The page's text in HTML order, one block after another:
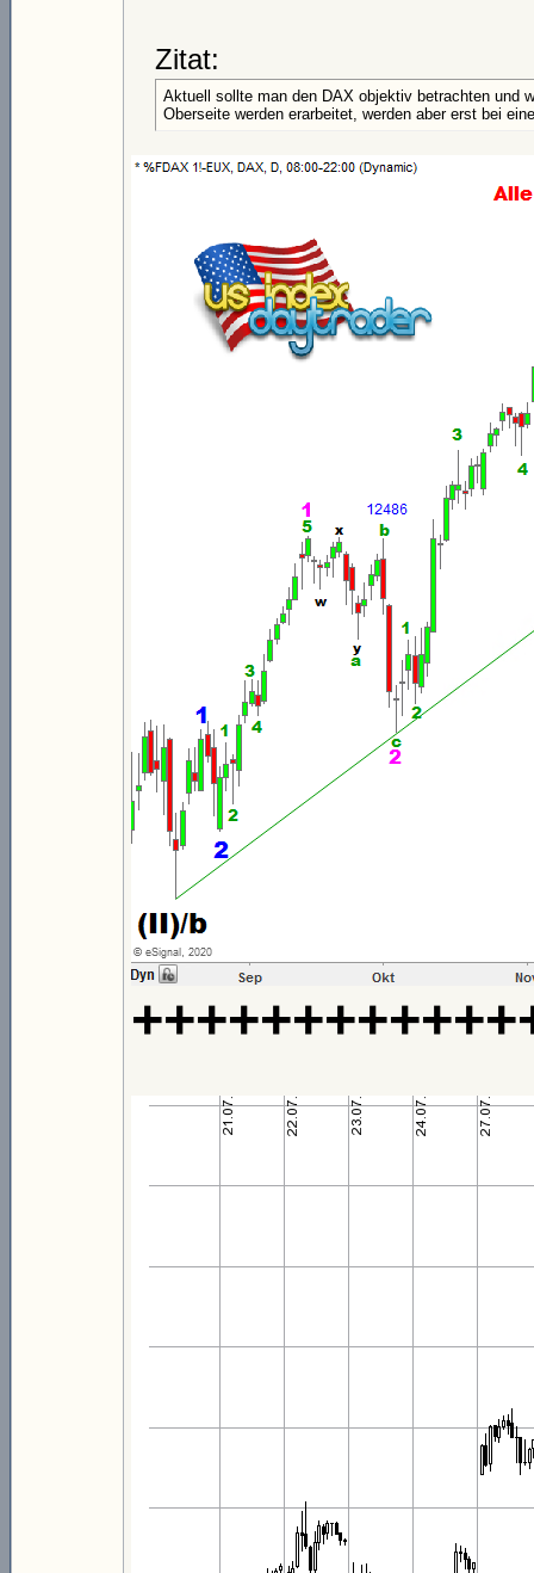
Zitat:
Aktuell sollte man den DAX objektiv betrachten und
Oberseite werden erarbeitet, werden aber erst bei